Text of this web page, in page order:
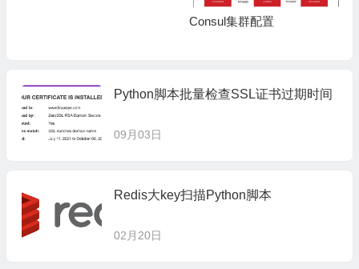
Consul集群配置
Python脚本批量检查SSL证书过期时间
09月03日
Redis大key扫描Python脚本
02月20日